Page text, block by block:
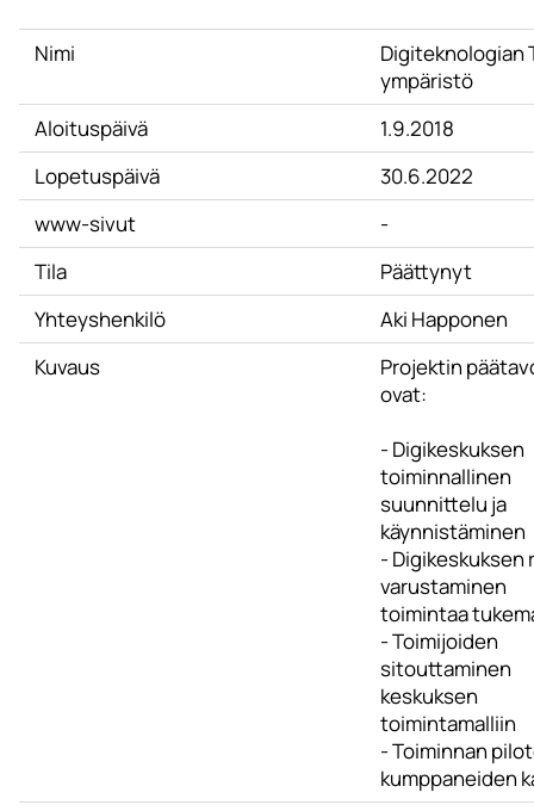
Nimi
Digiteknologian
ympäristö
Aloituspäivä
1.9.2018
Lopetuspäivä
30.6.2022
www-sivut
-
Tila
Päättynyt
Yhteyshenkilö
Aki Happonen
Kuvaus
Projektin
ovat:
- Digikeskuksen
toiminnallinen
suunnittelu ja
käynnistäminen
- Digikeskuksen
varustaminen
toimintaa
- Toimijoiden
sitouttaminen
keskuksen
toimintamalliin
- Toiminnan
kumppaneiden